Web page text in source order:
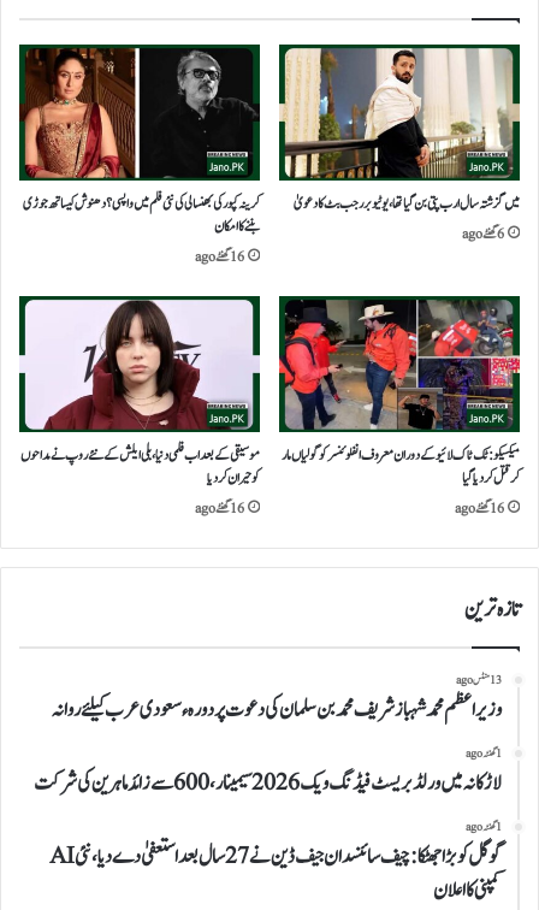
میں گزشتہ سال ارب پتی بن گیا تھا، یوٹیوبر رجب بٹ کا دعویٰ
6 گھنٹے ago
کرینہ کپور کی بھنسالی کی نئی فلم میں واپسی؟ دھنوش کیساتھ جوڑی
بننے کا امکان
16 گھنٹے ago
میکسیکو:ٹک ٹاک لائیو کے دوران معروف انفلوئنسر کو گولیاں مار
کر قتل کر دیا گیا
16 گھنٹے ago
موسیقی کے بعد اب فلمی دنیا، بلی ایلش کے نئے روپ نے مداحوں
کو حیران کردیا
16 گھنٹے ago
تازہ ترین
13 منٹس ago
وزیراعظم محمد شہباز شریف محمد بن سلمان کی دعوت پر دورہء سعودی عرب کیلئے روانہ
1 گھنٹہ ago
لاڑکانہ میں ورلڈ بریسٹ فیڈنگ ویک 2026 سیمینار، 600 سے زائد ماہرین کی شرکت
1 گھنٹہ ago
گوگل کو بڑا جھٹکا: چیف سائنسدان جیف ڈین نے 27 سال بعد استعفیٰ دے دیا، نئی AI
کمپنی کا اعلان